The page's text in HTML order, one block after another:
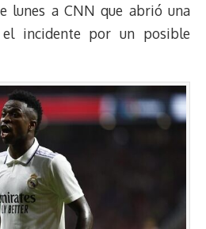
lunes a CNN que abrió una
el incidente por un posible